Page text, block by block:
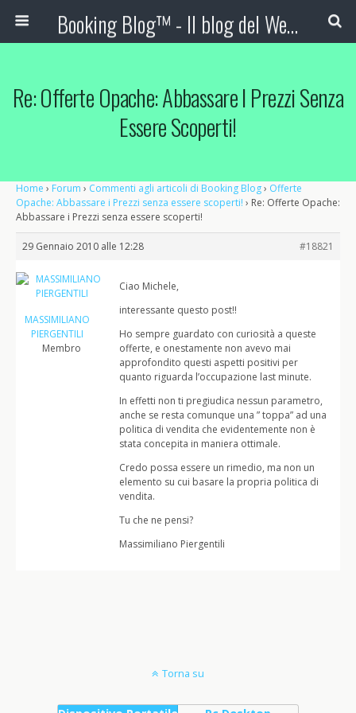
Booking Blog™ - Il blog del Web Marketing Turistico
Re: Offerte Opache: Abbassare I Prezzi Senza
Essere Scoperti!
Home › Forum › Commenti agli articoli di Booking Blog› Offerte
Opache: Abbassare i Prezzi senza essere scoperti! › Re: Offerte Opache:
Abbassare i Prezzi senza essere scoperti!
29 Gennaio 2010 alle 12:28 #18821
MASSIMILIANO
PIERGENTILI
Membro
Ciao Michele,
interessante questo post!!
Ho sempre guardato con curiosità a queste
offerte, e onestamente non avevo mai
approfondito questi aspetti positivi per
quanto riguarda l’occupazione last minute.
In effetti non ti pregiudica nessun parametro,
anche se resta comunque una ” toppa” ad una
politica di vendita che evidentemente non è
stata concepita in maniera ottimale.
Credo possa essere un rimedio, ma non un
elemento su cui basare la propria politica di
vendita.
Tu che ne pensi?
Massimiliano Piergentili
Torna su